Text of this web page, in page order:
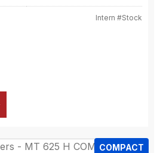
Intern #Stock
COMPACT